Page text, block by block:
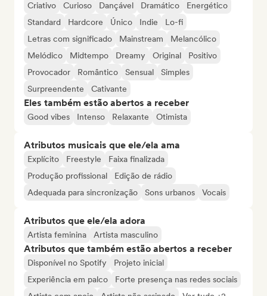
Criativo
Curioso Dançável Dramático
Energético
Standard
Hardcore Único Indie
Lo-fi
Letras com significado
Mainstream
Melancólico
Melódico
Midtempo Dreamy Original
Positivo
Provocador
Romântico Sensual
Simples
Surpreendente
Cativante
Eles também estão abertos a receber
Good vibes Intenso Relaxante Otimista
Atributos musicais que ele/ela ama
Explícito Freestyle
Faixa finalizada
Produção profissional
Edição de rádio
Adequada para sincronização
Sons urbanos Vocais
Atributos que ele/ela adora
Artista feminina Artista masculino
Atributos que também estão abertos a receber
Disponível no Spotify
Projeto inicial
Experiência em palco
Forte presença nas redes sociais